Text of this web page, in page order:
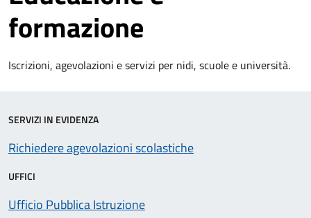
formazione
Iscrizioni, agevolazioni e servizi per nidi, scuole e università.
SERVIZI IN EVIDENZA
Richiedere agevolazioni scolastiche
UFFICI
Ufficio Pubblica Istruzione